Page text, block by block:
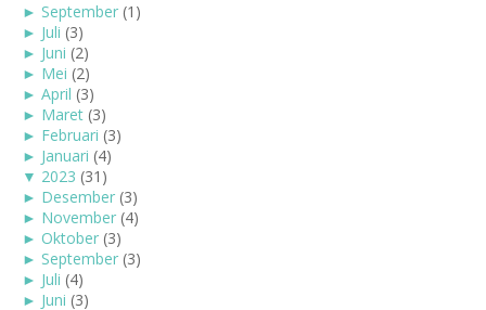
► September (1)
► Juli (3)
► Juni (2)
► Mei (2)
► April (3)
► Maret (3)
► Februari (3)
► Januari (4)
▼ 2023 (31)
► Desember (3)
► November (4)
► Oktober (3)
► September (3)
► Juli (4)
► Juni (3)